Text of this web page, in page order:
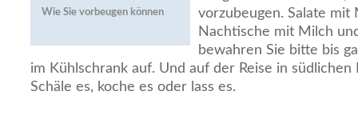
Wie Sie vorbeugen können
vorzubeugen. Salate mit
Nachtische mit Milch
bewahren Sie bitte bis
im Kühlschrank auf. Und auf der Reise in südlichen
Schäle es, koche es oder lass es.